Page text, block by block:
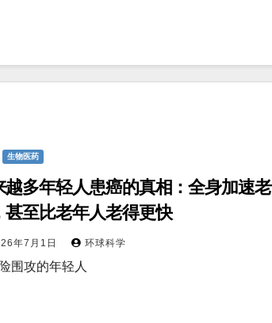
生物医药
越多年轻人患癌的真相：全身加速老
甚至比老年人老得更快
年7月1日 环球科学
围攻的年轻人